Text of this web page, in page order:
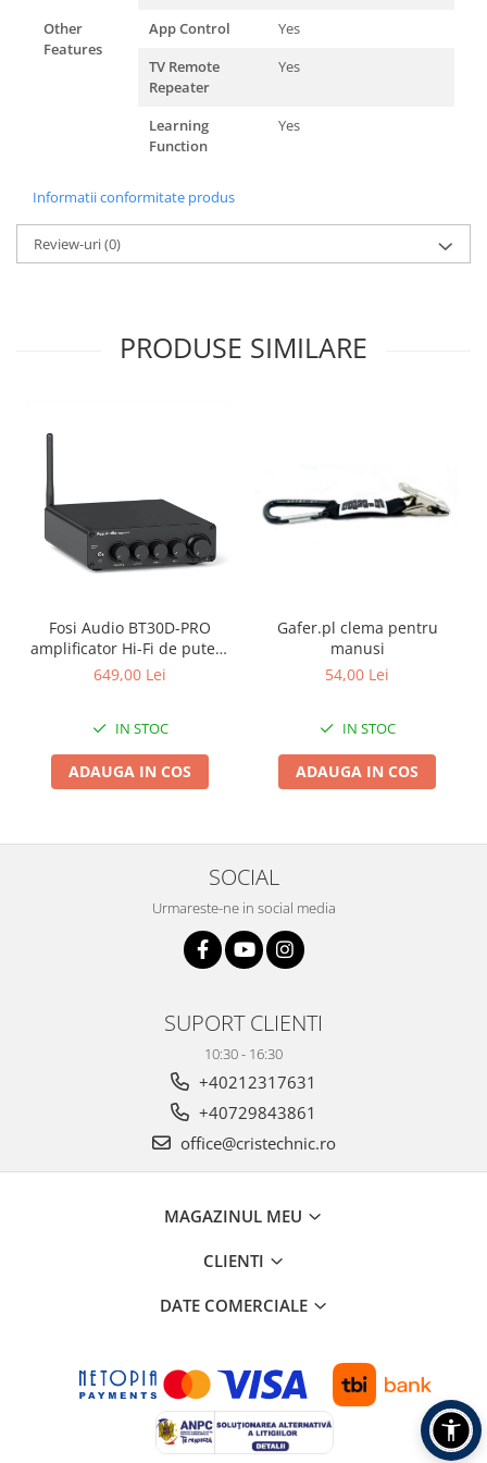
Other
Features
App Control
Yes
TV Remote
Repeater
Yes
Learning
Function
Yes
Informatii conformitate produs
Review-uri(0)
PRODUSE SIMILARE
Fosi Audio BT30D-PRO
amplificator Hi-Fi de putere
2.1 cu Bluetooth 5.0
649,00 Lei
IN STOC
ADAUGA IN COS
Gafer.pl clema pentru
manusi
54,00 Lei
IN STOC
ADAUGA IN COS
SOCIAL
Urmareste-ne in social media
SUPORT CLIENTI
10:30 - 16:30
+40212317631
+40729843861
office@cristechnic.ro
MAGAZINUL MEU
CLIENTI
DATE COMERCIALE